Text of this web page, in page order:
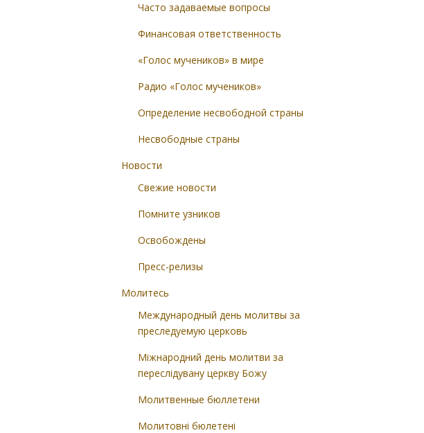
Часто задаваемые вопросы
Финансовая ответственность
«Голос мучеников» в мире
Радио «Голос мучеников»
Определение несвободной страны
Несвободные страны
Новости
Свежие новости
Помните узников
Освобождены
Пресс-релизы
Молитесь
Международный день молитвы за
преследуемую церковь
Міжнародний день молитви за
переслідувану церкву Божу
Молитвенные бюллетени
Молитовні бюлетені